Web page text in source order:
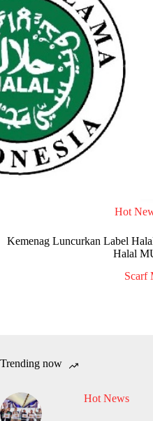
Hot
Kemenag Luncurkan Label
Halal
Scarf
Trending now
Hot News